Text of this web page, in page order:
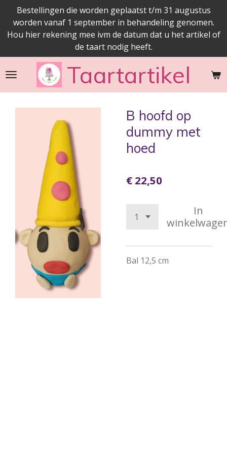
direct
naar
hoofdinhoud
Taartartikel
Bestellingen die worden geplaatst t/m 31 augustus
worden vanaf 1 september in behandeling genomen.
Hou hier rekening mee ivm de datum dat u het artikel of
de taart nodig heeft.
B hoofd op
dummy met
hoed
€ 22,50
In
Bal 12,5 cm